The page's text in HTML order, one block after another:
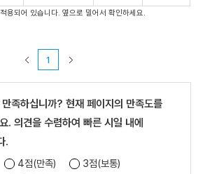
용되어 있습니다. 옆으로 밀어서 확인하세요.
1
족하십니까? 현재 페이지의 만족도를
. 의견을 수렴하여 빠른 시일 내에
.
4점(만족)
3점(보통)